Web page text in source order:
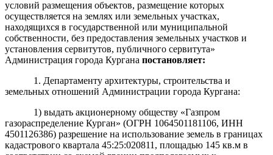
условий размещения объектов, размещение которых
осуществляется на землях или земельных участках,
находящихся в государственной или муниципальной
собственности, без предоставления земельных участков и
установления сервитутов, публичного сервитута»
Администрация города Кургана постановляет:
1. Департаменту архитектуры, строительства и
земельных отношений Администрации города Кургана:
1) выдать акционерному обществу «Газпром
газораспределение Курган» (ОГРН 1064501181106, ИНН
4501126386) разрешение на использование земель в границах
кадастрового квартала 45:25:020811, площадью 145 кв.м в